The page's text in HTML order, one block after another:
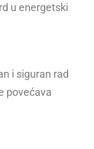
u energetski
i siguran rad
povećava